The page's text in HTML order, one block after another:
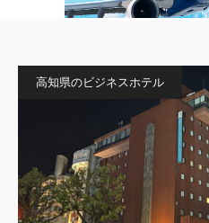
高知県のビジネスホテル